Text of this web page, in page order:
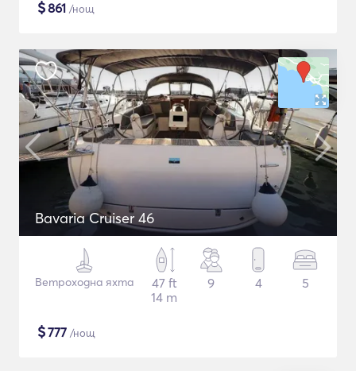
$861 /нощ
Bavaria Cruiser 46
Ветроходна яхта
47 ft
14 m
9 4 5
$777 /нощ